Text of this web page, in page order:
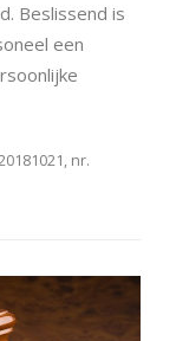
Beslissend is
een
nr.